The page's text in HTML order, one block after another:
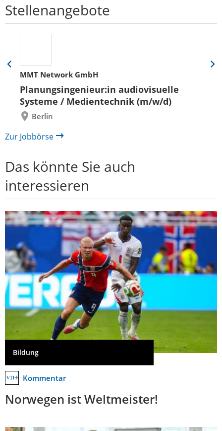
Stellenangebote
MMT Network GmbH
Planungsingenieur:in audiovisuelle
Systeme / Medientechnik (m/w/d)
Berlin
Eine
Folie
zurück
Eine
Zur Jobbörse
Das könnte Sie auch
interessieren
Bildung
Kommentar
Norwegen ist Weltmeister!